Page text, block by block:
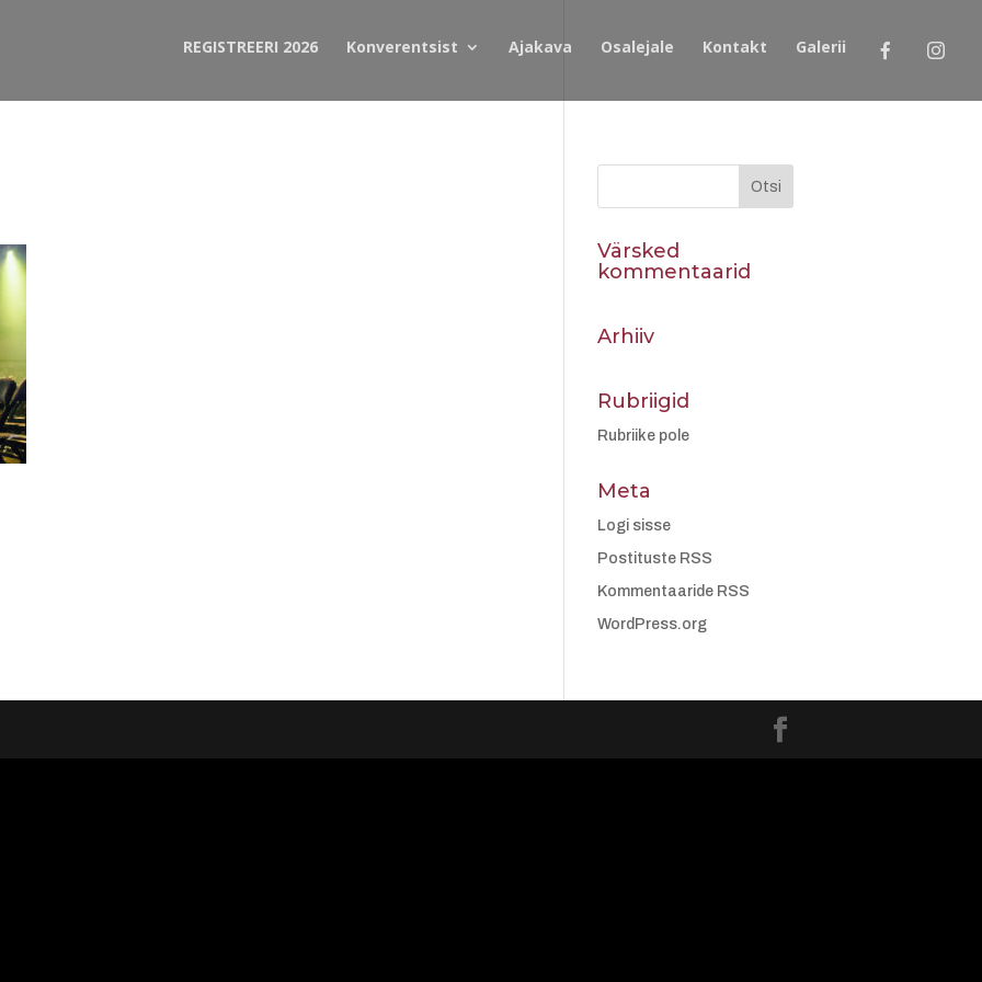
REGISTREERI 2026 Konverentsist Ajakava Osalejale Kontakt Galerii
Värsked
kommentaarid
Arhiiv
Rubriigid
Rubriike pole
Meta
Logi sisse
Postituste RSS
Kommentaaride RSS
WordPress.org